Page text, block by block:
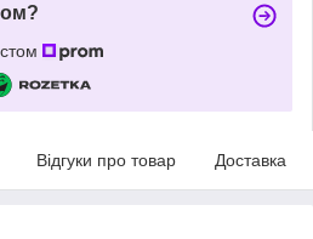
Відгуки про товар Доставка